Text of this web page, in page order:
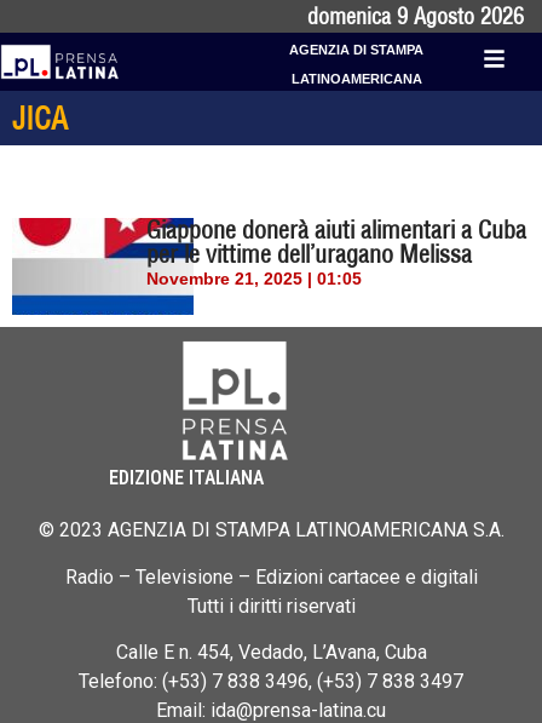
domenica 9 Agosto 2026
AGENZIA DI STAMPA
LATINOAMERICANA
JICA
Giappone donerà aiuti alimentari a Cuba
per le vittime dell’uragano Melissa
Novembre 21, 2025 | 01:05
EDIZIONE ITALIANA
© 2023 AGENZIA DI STAMPA LATINOAMERICANA S.A.
Radio – Televisione – Edizioni cartacee e digitali
Tutti i diritti riservati
Calle E n. 454, Vedado, L’Avana, Cuba
Telefono: (+53) 7 838 3496, (+53) 7 838 3497
Email: ida@prensa-latina.cu